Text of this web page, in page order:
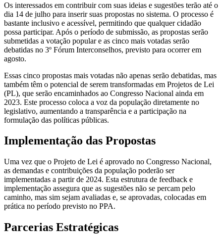
Os interessados em contribuir com suas ideias e sugestões terão até o
dia 14 de julho para inserir suas propostas no sistema. O processo é
bastante inclusivo e acessível, permitindo que qualquer cidadão
possa participar. Após o período de submissão, as propostas serão
submetidas a votação popular e as cinco mais votadas serão
debatidas no 3º Fórum Interconselhos, previsto para ocorrer em
agosto.
Essas cinco propostas mais votadas não apenas serão debatidas, mas
também têm o potencial de serem transformadas em Projetos de Lei
(PL), que serão encaminhados ao Congresso Nacional ainda em
2023. Este processo coloca a voz da população diretamente no
legislativo, aumentando a transparência e a participação na
formulação das políticas públicas.
Implementação das Propostas
Uma vez que o Projeto de Lei é aprovado no Congresso Nacional,
as demandas e contribuições da população poderão ser
implementadas a partir de 2024. Esta estrutura de feedback e
implementação assegura que as sugestões não se percam pelo
caminho, mas sim sejam avaliadas e, se aprovadas, colocadas em
prática no período previsto no PPA.
Parcerias Estratégicas